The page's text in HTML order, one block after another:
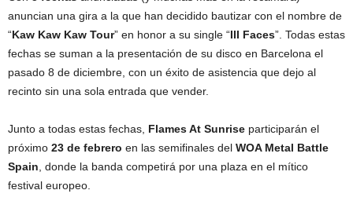
anuncian una gira a la que han decidido bautizar con el nombre de
“Kaw Kaw Kaw Tour” en honor a su single “III Faces”. Todas estas
fechas se suman a la presentación de su disco en Barcelona el
pasado 8 de diciembre, con un éxito de asistencia que dejo al
recinto sin una sola entrada que vender.
Junto a todas estas fechas, Flames At Sunrise participarán el
próximo 23 de febrero en las semifinales del WOA Metal Battle
Spain , donde la banda competirá por una plaza en el mítico
festival europeo.